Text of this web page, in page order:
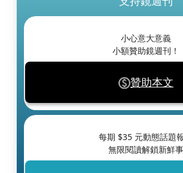
小心意大意義
小額贊助鏡週刊！
贊助本文
每期 $35 元動態話題
無限閱讀解鎖新鮮事